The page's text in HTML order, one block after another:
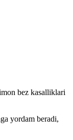
bez kasalliklari
yordam beradi,